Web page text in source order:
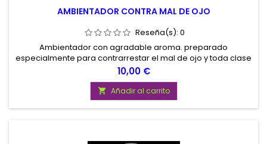
AMBIENTADOR CONTRA MAL DE OJO
Reseña(s): 0
Ambientador con agradable aroma. preparado
especialmente para contrarrestar el mal de ojo y toda clase
de negatividades. Contenido 200 ml.
Precio
10,00 €
 Añadir al carrito